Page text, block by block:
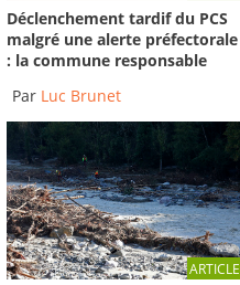
Déclenchement tardif du PCS
malgré une alerte préfectorale
: la commune responsable
Par Luc Brunet
ARTICLE